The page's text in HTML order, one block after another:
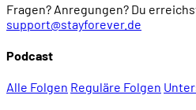
Fragen? Anregungen? Du
support@stayforever.de
Podcast
Alle Folgen Reguläre Folgen